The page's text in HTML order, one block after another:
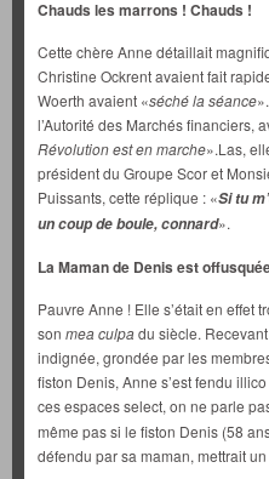
Chauds les marrons ! Chauds !
Cette chère Anne détaillait
Christine Ockrent avaient fait
Woerth avaient «séché la séance
l’Autorité des Marchés financiers,
Révolution est en marche».Las,
président du Groupe Scor et
Puissants, cette réplique : «Si tu
un coup de boule, connard».
La Maman de Denis est
Pauvre Anne ! Elle s’était en effet
son mea culpadu siècle.
indignée, grondée par les
fiston Denis, Anne s’est fendu
ces espaces select, on ne parle
même pas si le fiston Denis (58
défendu par sa maman, mettrait un